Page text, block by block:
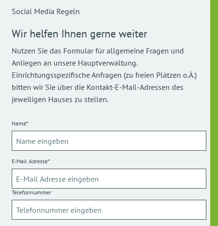
Social Media Regeln
Wir helfen Ihnen gerne weiter
Nutzen Sie das Formular für allgemeine Fragen und
Anliegen an unsere Hauptverwaltung.
Einrichtungsspezifische Anfragen (zu freien Plätzen o.Ä.)
bitten wir Sie über die Kontakt-E-Mail-Adressen des
jeweiligen Hauses zu stellen.
Name*
E-Mail Adresse*
Telefonnummer